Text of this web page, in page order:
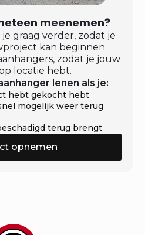
meenemen?
graag verder, zodat je
kan beginnen.
zodat je jouw
locatie hebt.
lenen als je:
hebt gekocht hebt
mogelijk weer terug
terug brengt
opnemen